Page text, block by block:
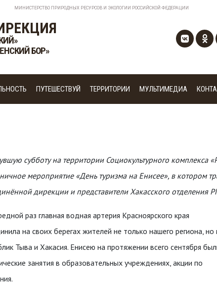
МИНИСТЕРСТВО ПРИРОДНЫХ РЕСУРСОВ И ЭКОЛОГИИ РОССИЙСКОЙ ФЕДЕРАЦИИ
БОР»
ПУТЕШЕСТВУЙ ТЕРРИТОРИИ МУЛЬТИМЕДИА
субботу на территории Социокультурного комплекса
мероприятие «День туризма на Енисее», в котором
дирекции и представители Хакасского отделения
раз главная водная артерия Красноярского края
на своих берегах жителей не только нашего региона, но
Тыва и Хакасия. Енисею на протяжении всего сентября
занятия в образовательных учреждениях, акции по